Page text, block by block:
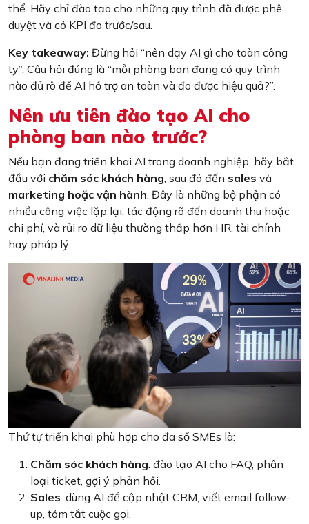
thể. Hãy chỉ đào tạo cho những quy trình đã được phê
duyệt và có KPI đo trước/sau.
Key takeaway: Đừng hỏi “nên dạy AI gì cho toàn công
ty”. Câu hỏi đúng là “mỗi phòng ban đang có quy trình
nào đủ rõ để AI hỗ trợ an toàn và đo được hiệu quả?”.
Nên ưu tiên đào tạo AI cho
phòng ban nào trước?
Nếu bạn đang triển khai AI trong doanh nghiệp, hãy bắt
đầu với chăm sóc khách hàng, sau đó đến sales và
marketing hoặc vận hành. Đây là những bộ phận có
nhiều công việc lặp lại, tác động rõ đến doanh thu hoặc
chi phí, và rủi ro dữ liệu thường thấp hơn HR, tài chính
hay pháp lý.
Thứ tự triển khai phù hợp cho đa số SMEs là:
Chăm sóc khách hàng: đào tạo AI cho FAQ, phân
loại ticket, gợi ý phản hồi.
Sales: dùng AI để cập nhật CRM, viết email follow-
up, tóm tắt cuộc gọi.